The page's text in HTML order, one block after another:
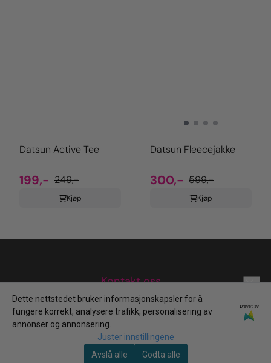
Datsun Active Tee
199,- 249,-
Kjøp
Datsun Fleecejakke
300,- 599,-
Kjøp
Kontakt oss
design@palmtree.no
Palm Tree Design AS
Lammenes 48
Nyhetsbrev
Meld deg på vårt månedlige nyhetsbrev!
Informasjon
Dette nettstedet bruker informasjonskapsler for å
fungere korrekt, analysere trafikk, personalisering av
annonser og annonsering.
Drevet av
Juster innstillingene
Avslå alle
Godta alle